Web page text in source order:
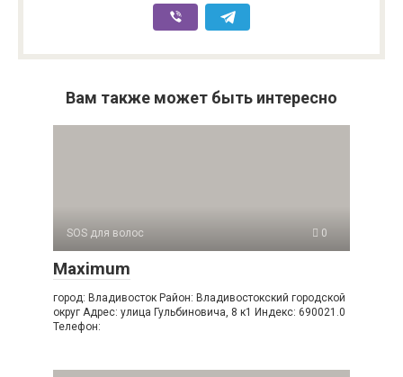
Вам также может быть интересно
SOS для волос 0
Maximum
город: Владивосток Район: Владивостокский городской
округ Адрес: улица Гульбиновича, 8 к1 Индекс: 690021.0
Телефон: